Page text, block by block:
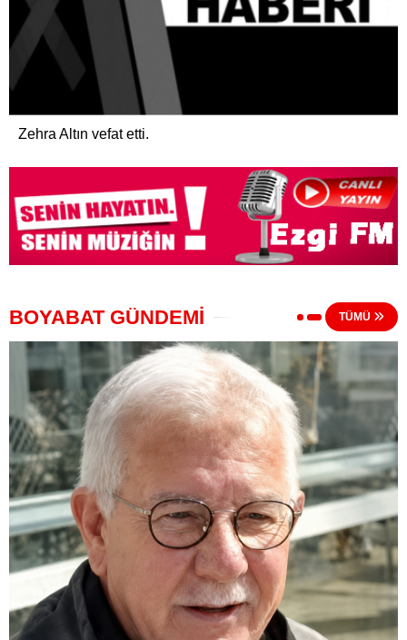
Zehra Altın vefat etti.
BOYABAT GÜNDEMİ TÜMÜ